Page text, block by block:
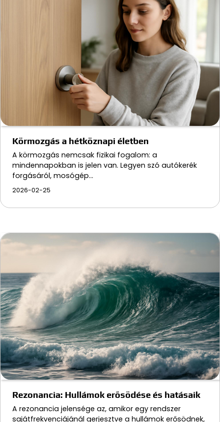
Körmozgás a hétköznapi életben
A körmozgás nemcsak fizikai fogalom: a
mindennapokban is jelen van. Legyen szó autókerék
forgásáról, mosógép…
2026-02-25
Rezonancia: Hullámok erősödése és hatásaik
A rezonancia jelensége az, amikor egy rendszer
sajátfrekvenciájánál gerjesztve a hullámok erősödnek,